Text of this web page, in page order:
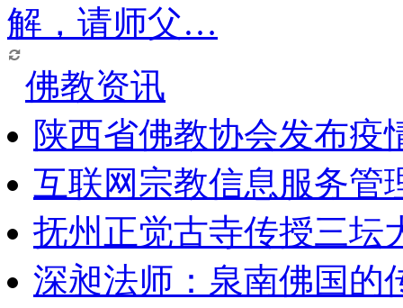
解，请师父…
佛教资讯
陕西省佛教协会发布疫
互联网宗教信息服务管
抚州正觉古寺传授三坛
深昶法师：泉南佛国的